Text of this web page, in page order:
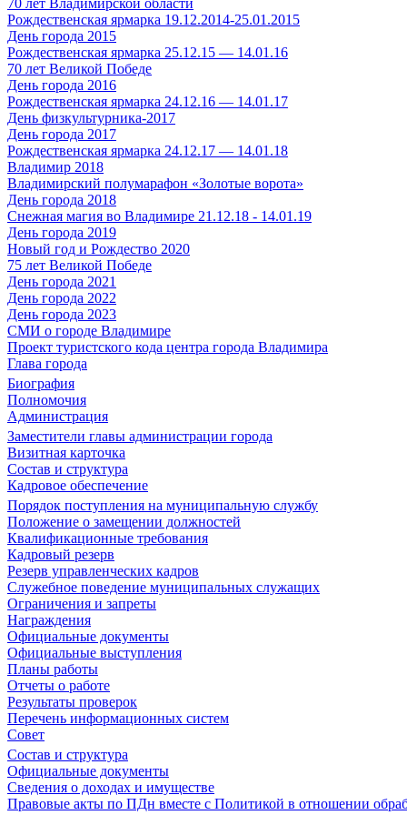
70 лет Владимирской области
Рождественская ярмарка 19.12.2014-25.01.2015
День города 2015
Рождественская ярмарка 25.12.15 — 14.01.16
70 лет Великой Победе
День города 2016
Рождественская ярмарка 24.12.16 — 14.01.17
День физкультурника-2017
День города 2017
Рождественская ярмарка 24.12.17 — 14.01.18
Владимир 2018
Владимирский полумарафон «Золотые ворота»
День города 2018
Снежная магия во Владимире 21.12.18 - 14.01.19
День города 2019
Новый год и Рождество 2020
75 лет Великой Победе
День города 2021
День города 2022
День города 2023
СМИ о городе Владимире
Проект туристского кода центра города Владимира
Глава города
Биография
Полномочия
Администрация
Заместители главы администрации города
Визитная карточка
Состав и структура
Кадровое обеспечение
Порядок поступления на муниципальную службу
Положение о замещении должностей
Квалификационные требования
Кадровый резерв
Резерв управленческих кадров
Служебное поведение муниципальных служащих
Ограничения и запреты
Награждения
Официальные документы
Официальные выступления
Планы работы
Отчеты о работе
Результаты проверок
Перечень информационных систем
Совет
Состав и структура
Официальные документы
Сведения о доходах и имуществе
Правовые акты по ПДн вместе с Политикой в отношении